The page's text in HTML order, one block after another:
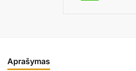
Aprašymas